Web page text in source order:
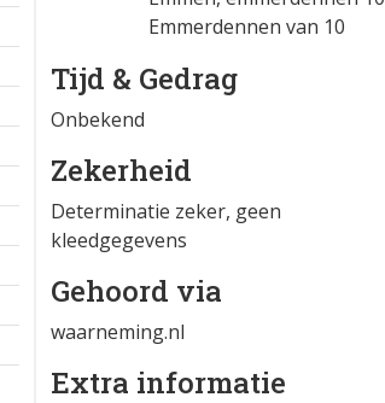
Emmerdennen van 10
Tijd & Gedrag
Onbekend
Zekerheid
Determinatie zeker, geen
kleedgegevens
Gehoord via
waarneming.nl
Extra informatie